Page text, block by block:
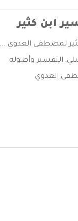
ابن كثير
لمصطفى العدوي ...
, التفسير وأصوله
العدوي